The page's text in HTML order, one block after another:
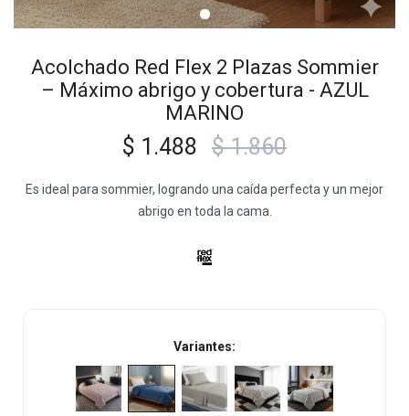
Acolchado Red Flex 2 Plazas Sommier
– Máximo abrigo y cobertura - AZUL
MARINO
$ 1.488 $ 1.860
Es ideal para sommier, logrando una caída perfecta y un mejor
abrigo en toda la cama.
Variantes: